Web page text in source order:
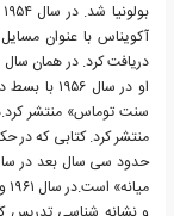
آکویناس با عنوان
دریافت کرد. در همان سال
او در سال
منتشر کرد. کتابی که در